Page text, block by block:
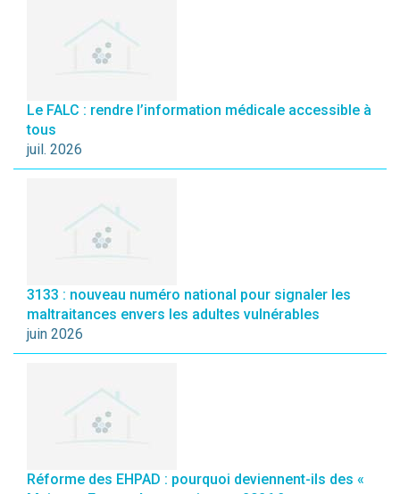
Le FALC : rendre l’information médicale accessible à
tous
juil. 2026
3133 : nouveau numéro national pour signaler les
maltraitances envers les adultes vulnérables
juin 2026
Réforme des EHPAD : pourquoi deviennent-ils des «